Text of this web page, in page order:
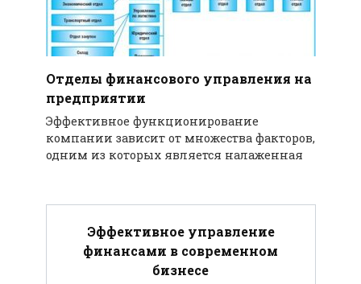
Отделы финансового управления на
предприятии
Эффективное функционирование
компании зависит от множества факторов,
одним из которых является налаженная
Эффективное управление
финансами в современном
бизнесе